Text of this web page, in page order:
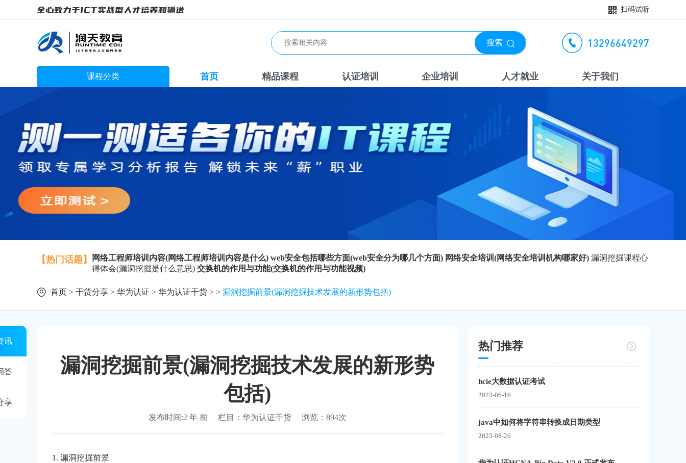
全心致力于ICT实战型人才培养和输送 扫码试听
搜索 13296649297
课程分类 首页 精品课程 认证培训 企业培训 人才就业 关于我们
【热门话题】 网络工程师培训内容(网络工程师培训内容是什么) web安全包括哪些方面(web安全分为哪几个方面) 网络安全培训(网络安全培训机构哪家好) 漏洞挖掘课程心
得体会(漏洞挖掘是什么意思) 交换机的作用与功能(交换机的作用与功能视频)
首页 > 干货分享 > 华为认证 > 华为认证干货 > > 漏洞挖掘前景(漏洞挖掘技术发展的新形势包括)
讯
答
享
漏洞挖掘前景(漏洞挖掘技术发展的新形势
包括)
发布时间:2 年 前 栏目： 华为认证干货 浏览： 894次
1. 漏洞挖掘前景
热门推荐
hcie大数据认证考试
2023-06-16
java中如何将字符串转换成日期类型
2023-08-26